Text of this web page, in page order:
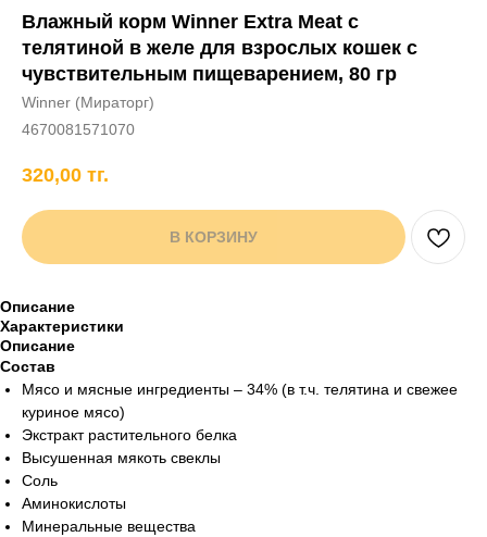
+7 706 407 30 81
Написать в WhatsApp
Влажный корм Winner Extra Meat с
телятиной в желе для взрослых кошек с
чувствительным пищеварением, 80 гр
Winner (Мираторг)
4670081571070
320,00 тг.
В КОРЗИНУ
Описание
Характеристики
Описание
Состав
Мясо и мясные ингредиенты – 34% (в т.ч. телятина и свежее
куриное мясо)
Экстракт растительного белка
Высушенная мякоть свеклы
Соль
Аминокислоты
Минеральные вещества